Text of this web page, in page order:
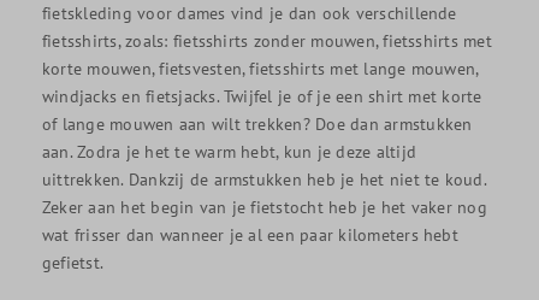
fietskleding voor dames vind je dan ook verschillende
fietsshirts, zoals: fietsshirts zonder mouwen, fietsshirts met
korte mouwen, fietsvesten, fietsshirts met lange mouwen,
windjacks en fietsjacks. Twijfel je of je een shirt met korte
of lange mouwen aan wilt trekken? Doe dan armstukken
aan. Zodra je het te warm hebt, kun je deze altijd
uittrekken. Dankzij de armstukken heb je het niet te koud.
Zeker aan het begin van je fietstocht heb je het vaker nog
wat frisser dan wanneer je al een paar kilometers hebt
gefietst.